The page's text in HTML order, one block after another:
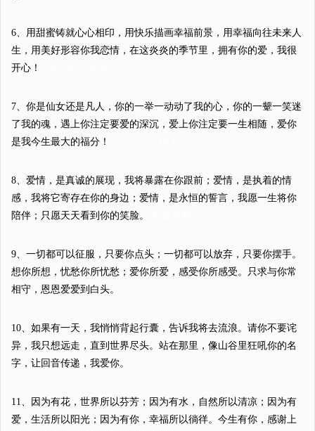
6、用甜蜜铸就心心相印，用快乐描画幸福前景，用幸福向往未来人
生，用美好形容你我恋情，在这炎炎的季节里，拥有你的爱，我很
开心！
7、你是仙女还是凡人，你的一举一动动了我的心，你的一颦一笑迷
了我的魂，遇上你注定要爱的深沉，爱上你注定要一生相随，爱你
是我今生最大的福分！
8、爱情，是真诚的展现，我将暴露在你跟前；爱情，是执着的情
感，我将它寄存在你的身边；爱情，是永恒的誓言，我愿一生将你
陪伴；只愿天天看到你的笑脸。
9、一切都可以征服，只要你点头；一切都可以放弃，只要你摆手。
想你所想，忧愁你所忧愁；爱你所爱，感受你所感受。只求与你常
相守，恩恩爱爱到白头。
10、如果有一天，我悄悄背起行囊，告诉我将去流浪。请你不要诧
异，我只想远走，直到世界尽头。站在那里，像山谷里狂吼你的名
字，让回音传递，我爱你。
11、因为有花，世界所以芬芳；因为有水，自然所以清凉；因为有
爱，生活所以阳光；因为有你，幸福所以徜徉。今生有你，感谢上